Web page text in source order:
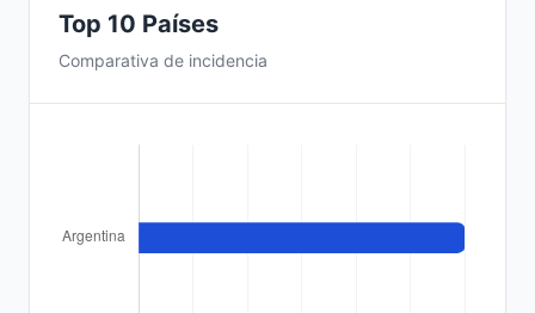
Top 10 Países
Comparativa de incidencia